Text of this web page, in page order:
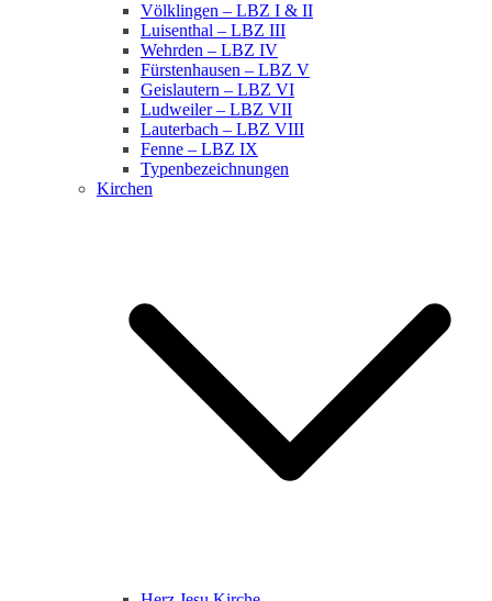
Völklingen – LBZ I & II
Luisenthal – LBZ III
Wehrden – LBZ IV
Fürstenhausen – LBZ V
Geislautern – LBZ VI
Ludweiler – LBZ VII
Lauterbach – LBZ VIII
Fenne – LBZ IX
Typenbezeichnungen
Kirchen